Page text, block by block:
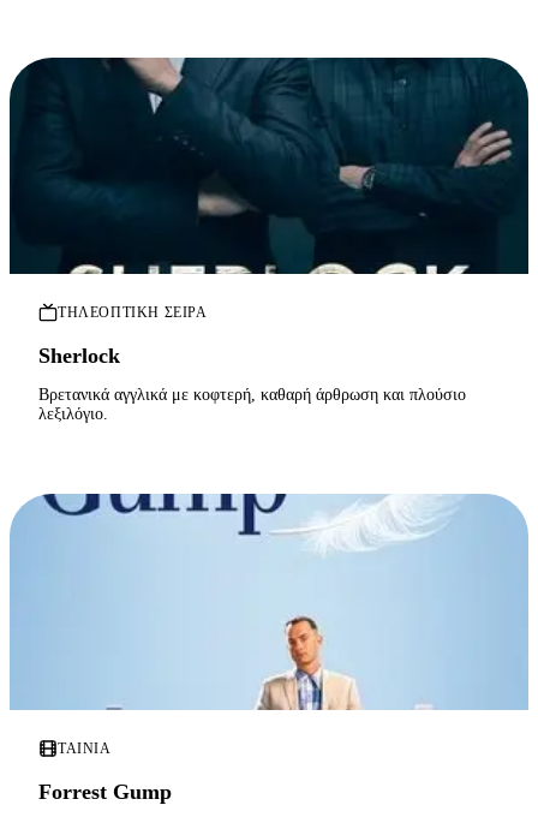
ΤΗΛΕΟΠΤΙΚΉ ΣΕΙΡΆ
Sherlock
Βρετανικά αγγλικά με κοφτερή, καθαρή άρθρωση και πλούσιο
λεξιλόγιο.
ΤΑΙΝΊΑ
Forrest Gump